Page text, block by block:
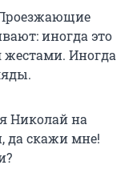
иногда это
жестами. Иногда
Николай на
да скажи мне!